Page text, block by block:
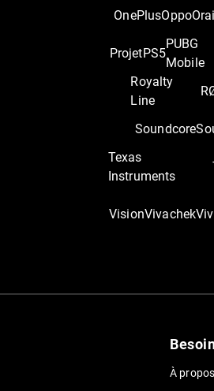
OnePlusOppo
ProjetPS5
PUBG
Mobile
Royalty
Line
Soundcore
Texas
Instruments
VisionVivachek
À propos